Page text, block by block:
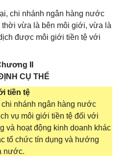
chi nhánh ngân hàng nước
vừa là bên môi giới, vừa là
được môi giới tiền tệ với
II
CỤ THỂ
tiền tệ
nhánh ngân hàng nước
vụ môi giới tiền tệ đối với
và hoạt động kinh doanh khác
tổ chức tín dụng và hướng
nước.